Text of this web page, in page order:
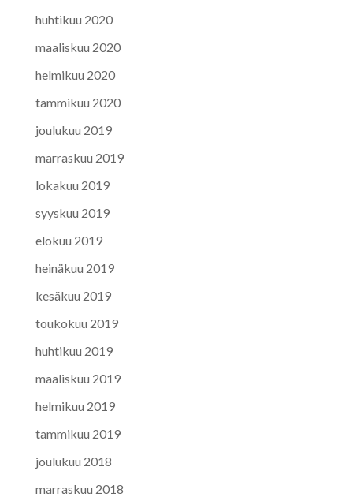
huhtikuu 2020
maaliskuu 2020
helmikuu 2020
tammikuu 2020
joulukuu 2019
marraskuu 2019
lokakuu 2019
syyskuu 2019
elokuu 2019
heinäkuu 2019
kesäkuu 2019
toukokuu 2019
huhtikuu 2019
maaliskuu 2019
helmikuu 2019
tammikuu 2019
joulukuu 2018
marraskuu 2018